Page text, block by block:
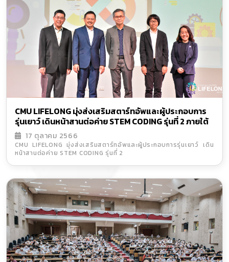
CMU LIFELONG มุ่งส่งเสริมสตาร์ทอัพและผู้ประกอบการ
รุ่นเยาว์ เดินหน้าสานต่อค่าย STEM CODING รุ่นที่ 2 ภายใต้
การสนับสนุนของ บพค.
17 ตุลาคม 2566
CMU LIFELONG มุ่งส่งเสริมสตาร์ทอัพและผู้ประกอบการรุ่นเยาว์ เดิน
หน้าสานต่อค่าย STEM CODING รุ่นที่ 2